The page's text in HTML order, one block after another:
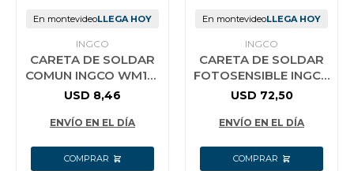
En montevideoLLEGA HOY
INGCO
CARETA DE SOLDAR
COMUN INGCO WM101
CON ARNES
USD 8,46
ENVÍO EN EL DÍA
En montevideoLLEGA HOY
INGCO
CARETA DE SOLDAR
FOTOSENSIBLE INGCO
INDUSTRIAL AHM006
USD 72,50
ENVÍO EN EL DÍA